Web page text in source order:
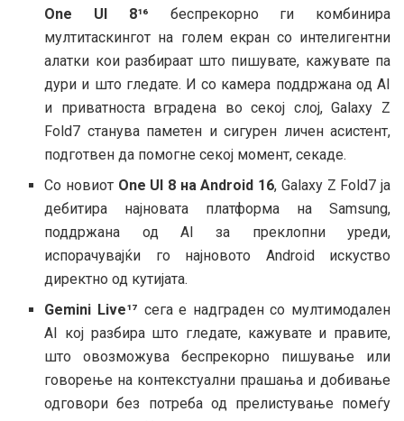
One UI 8¹⁶ беспрекорно ги комбинира
мултитаскингот на голем екран со интелигентни
алатки кои разбираат што пишувате, кажувате па
дури и што гледате. И со камера поддржана од AI
и приватноста вградена во секој слој, Galaxy Z
Fold7 станува паметен и сигурен личен асистент,
подготвен да помогне секој момент, секаде.
Со новиот One UI 8 на Android 16, Galaxy Z Fold7 ја
дебитира најновата платформа на Samsung,
поддржана од AI за преклопни уреди,
испорачувајќи го најновото Android искуство
директно од кутијата.
Gemini Live¹⁷ сега е надграден со мултимодален
AI кој разбира што гледате, кажувате и правите,
што овозможува беспрекорно пишување или
говорење на контекстуални прашања и добивање
одговори без потреба од прелистување помеѓу